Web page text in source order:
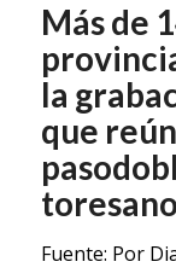
Más de
la
que
toresano
Fuente: Por